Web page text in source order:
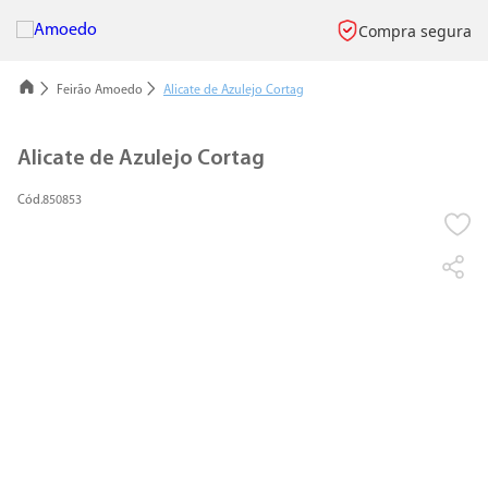
Compra segura
Feirão Amoedo Alicate de Azulejo Cortag
Alicate de Azulejo Cortag
850853